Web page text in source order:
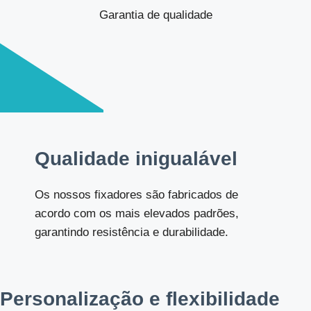
Garantia de qualidade
Qualidade inigualável
Os nossos fixadores são fabricados de
acordo com os mais elevados padrões,
garantindo resistência e durabilidade.
Personalização e flexibilidade